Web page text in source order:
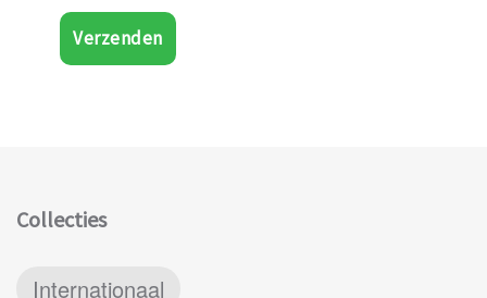
Verzenden
Collecties
Internationaal